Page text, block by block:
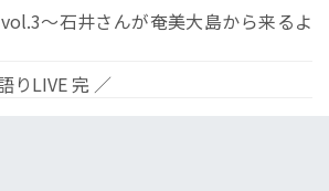
〜石井さんが奄美大島から来るよ
りLIVE 完 ／